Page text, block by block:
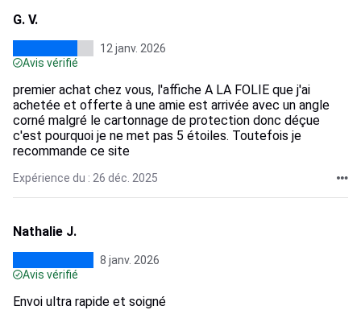
G. V.
12 janv. 2026
Avis vérifié
premier achat chez vous, l'affiche A LA FOLIE que j'ai
achetée et offerte à une amie est arrivée avec un angle
corné malgré le cartonnage de protection donc déçue
c'est pourquoi je ne met pas 5 étoiles. Toutefois je
recommande ce site
Expérience du : 26 déc. 2025
Nathalie J.
8 janv. 2026
Avis vérifié
Envoi ultra rapide et soigné